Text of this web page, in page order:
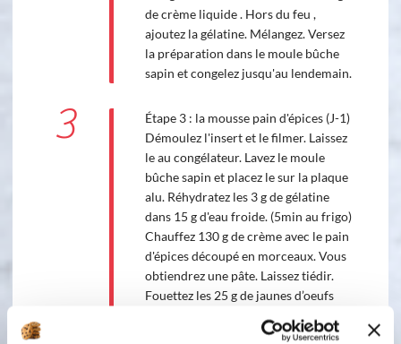
de crème liquide . Hors du feu ,
ajoutez la gélatine. Mélangez. Versez
la préparation dans le moule bûche
sapin et congelez jusqu'au lendemain.
3
Étape 3 : la mousse pain d'épices (J-1)
Démoulez l'insert et le filmer. Laissez
le au congélateur. Lavez le moule
bûche sapin et placez le sur la plaque
alu. Réhydratez les 3 g de gélatine
dans 15 g d'eau froide. (5min au frigo)
Chauffez 130 g de crème avec le pain
d'épices découpé en morceaux. Vous
obtiendrez une pâte. Laissez tiédir.
Fouettez les 25 g de jaunes d’oeufs
avec 25 g de sucre. Ajoutez ce
mélange au pain d'épices. Mélangez